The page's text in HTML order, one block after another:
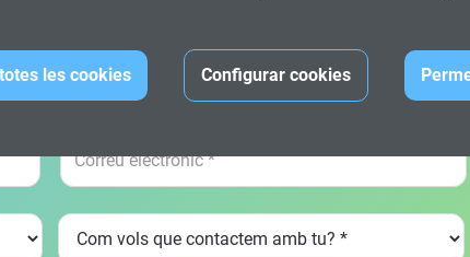
les cookies Configurar cookies